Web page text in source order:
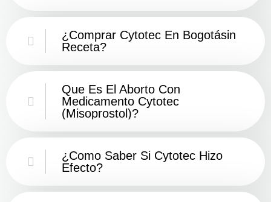
¿Comprar Cytotec En Bogotásin
Receta?
Que Es El Aborto Con
Medicamento Cytotec
(misoprostol)?
¿Como Saber Si Cytotec Hizo
Efecto?